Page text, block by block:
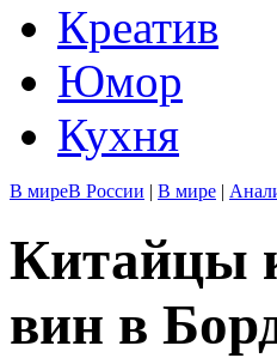
Креатив
Юмор
Кухня
В миреВ России | В мире |
Китайцы
вин в